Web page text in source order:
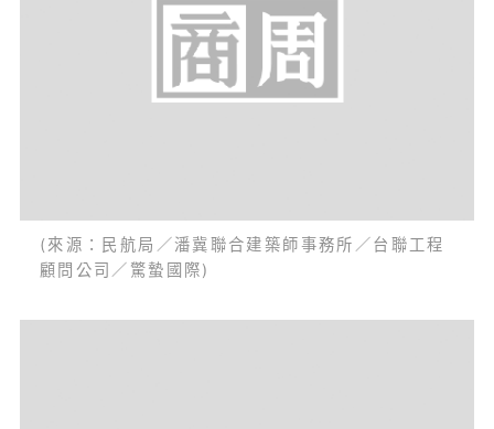
(來源：民航局／潘冀聯合建築師事務所／台聯工程
顧問公司／驚蟄國際)